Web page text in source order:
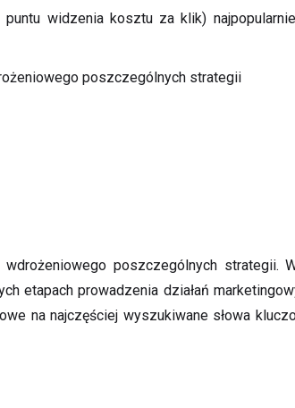
widzenia kosztu za klik)
poszczególnych strategii
poszczególnych strategii.
etapach prowadzenia działań
na najczęściej wyszukiwane słowa